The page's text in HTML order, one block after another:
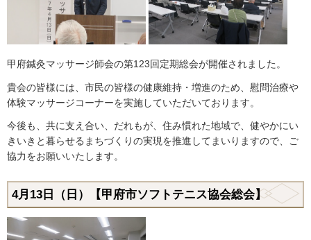
甲府鍼灸マッサージ師会の第123回定期総会が開催されました。
貴会の皆様には、市民の皆様の健康維持・増進のため、慰問治療や
体験マッサージコーナーを実施していただいております。
今後も、共に支え合い、だれもが、住み慣れた地域で、健やかにい
きいきと暮らせるまちづくりの実現を推進してまいりますので、ご
協力をお願いいたします。
4月13日（日）【甲府市ソフトテニス協会総会】